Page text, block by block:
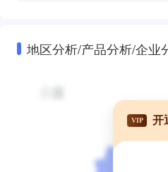
地区分析/产品分析/企业
VIP 开